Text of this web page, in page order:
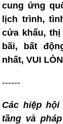
cung ứng
lịch trình,
cửa khẩu,
bãi, bất
nhất, VUI
------
Các hiệp
tầng và